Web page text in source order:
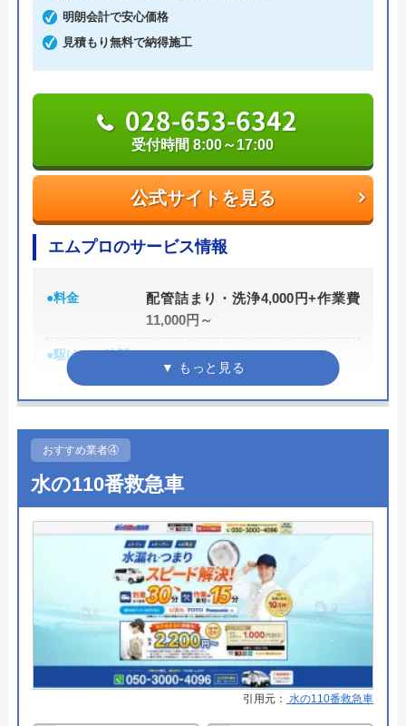
イースマイルのクチコミ on
4.1（198
※クチコミの内容について
りえP
2 か月前
トイレが詰まって本当に困っていましたが、
連絡後すぐに駆けつけてくださり、あっとい
う間に解決。スタッフの方も非常に丁寧で、
使えます。迅速な対応に心から感謝します！
分でお客様の元にスタッフが駆けつけます。出張見
積もりキャンセルは0円、深夜早朝でも割増料金は
トラブルの原因や作業例などが分かりやすく記載さ
れており、依頼の際も安心できますね。候補のひと
つにしてみてください。
ちなみに、電話で連絡した際に「サイトを見た」と
伝えると作業料金が2,000円割引になるWEB割があ
りますので、相談する際は必ず電話で相談し、その
際には必ず「サイトを見た」と伝えましょう。
公式サイトを見る
まずは電話相談！
0120-221-611
受付時間 24時間 年中無休
ハウスラボホームの基本情報
株式会社ハウスラボ
代表者 勝島崇裕
2024年11月設立
所在地
〒113-0033
明朗会計で安心価格
見積もり無料で納得施工
公式サイトを見る
028-653-6342
受付時間 8:00～17:00
エムプロのサービス情報
●料金
配管詰まり・洗浄4,000円+作業費
11,000円～
●駆けつけ時間 ー
●受付時間 8:00～17:00
●定休日 日曜・祝日
●累計実績
●保証・保険 ー
詳細は公式HPでご確認ください
エムプロがおすすめの理由
エムプロは、栃木県内全域に対応している、宇都宮
市や小山市などの水道局指定業者です。出張と調査
が含まれた基本料金は、3,000円~4,000円で、サー
ビス内容に合わせて作業費が変わります。
おすすめ業者④
水の110番救急車
引用元： 水の110番救急車